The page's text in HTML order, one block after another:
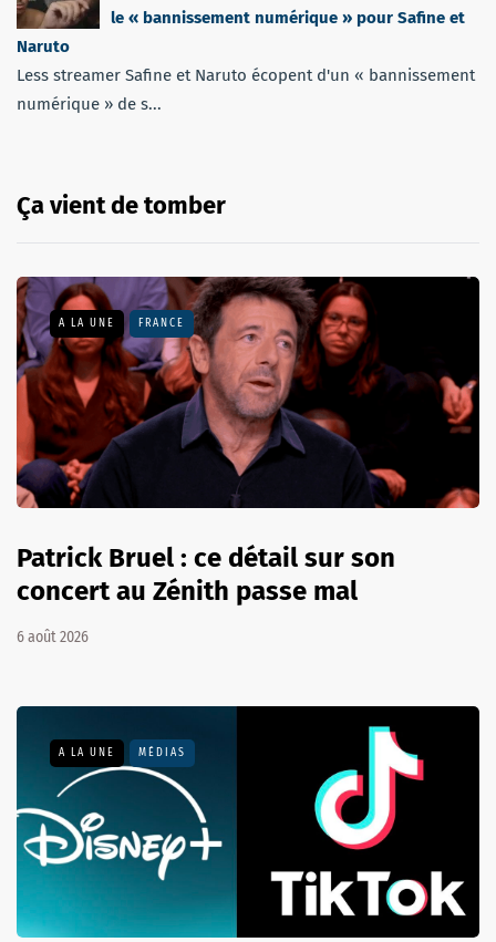
le « bannissement numérique » pour Safine et
Naruto
Less streamer Safine et Naruto écopent d'un « bannissement
numérique » de s...
Ça vient de tomber
A LA UNE FRANCE
Patrick Bruel : ce détail sur son
concert au Zénith passe mal
6 août 2026
A LA UNE MÉDIAS